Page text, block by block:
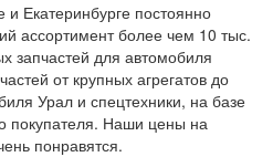
Екатеринбурге постоянно
ассортимент более чем 10 тыс.
запчастей для автомобиля
от крупных агрегатов до
Урал и спецтехники, на базе
покупателя. Наши цены на
понравятся.